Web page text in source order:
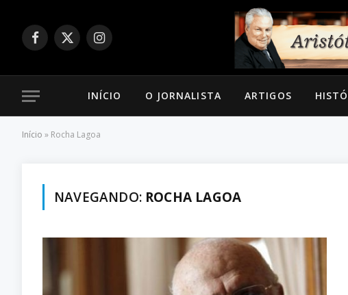
Facebook
X
Instagram
INÍCIO O JORNALISTA ARTIGOS
Início » Rocha Lagoa
NAVEGANDO: ROCHA LAGOA